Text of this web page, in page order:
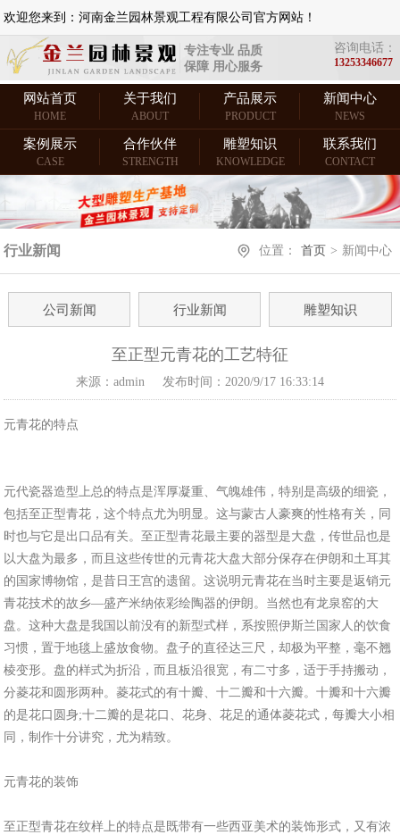
欢迎您来到：河南金兰园林景观工程有限公司官方网站！
专注专业 品质
保障 用心服务
咨询电话：
13253346677
网站首页
HOME
关于我们
ABOUT
产品展示
PRODUCT
新闻中心
NEWS
案例展示
CASE
合作伙伴
STRENGTH
雕塑知识
KNOWLEDGE
联系我们
CONTACT
行业新闻 位置： 首页 > 新闻中心
公司新闻 行业新闻 雕塑知识
至正型元青花的工艺特征
来源：admin 发布时间：2020/9/17 16:33:14
元青花的特点
元代瓷器造型上总的特点是浑厚凝重、气魄雄伟，特别是高级的细瓷，
包括至正型青花，这个特点尤为明显。这与蒙古人豪爽的性格有关，同
时也与它是出口品有关。至正型青花最主要的器型是大盘，传世品也是
以大盘为最多，而且这些传世的元青花大盘大部分保存在伊朗和土耳其
的国家博物馆，是昔日王宫的遗留。这说明元青花在当时主要是返销元
青花技术的故乡—盛产米纳依彩绘陶器的伊朗。当然也有龙泉窑的大
盘。这种大盘是我国以前没有的新型式样，系按照伊斯兰国家人的饮食
习惯，置于地毯上盛放食物。盘子的直径达三尺，却极为平整，毫不翘
棱变形。盘的样式为折沿，而且板沿很宽，有二寸多，适于手持搬动，
分菱花和圆形两种。菱花式的有十瓣、十二瓣和十六瓣。十瓣和十六瓣
的是花口圆身;十二瓣的是花口、花身、花足的通体菱花式，每瓣大小相
同，制作十分讲究，尤为精致。
元青花的装饰
至正型青花在纹样上的特点是既带有一些西亚美术的装饰形式，又有浓